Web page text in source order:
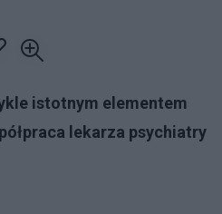
istotnym elementem
lekarza psychiatry